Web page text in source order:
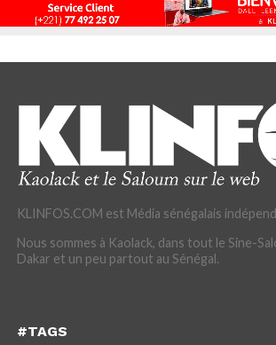
KLINFOS.COM est Média sénégalais
Nous sommes à Kaolack, dans tout le Sine-
Dakar et un peu partout au Sénégal.
#TAGS